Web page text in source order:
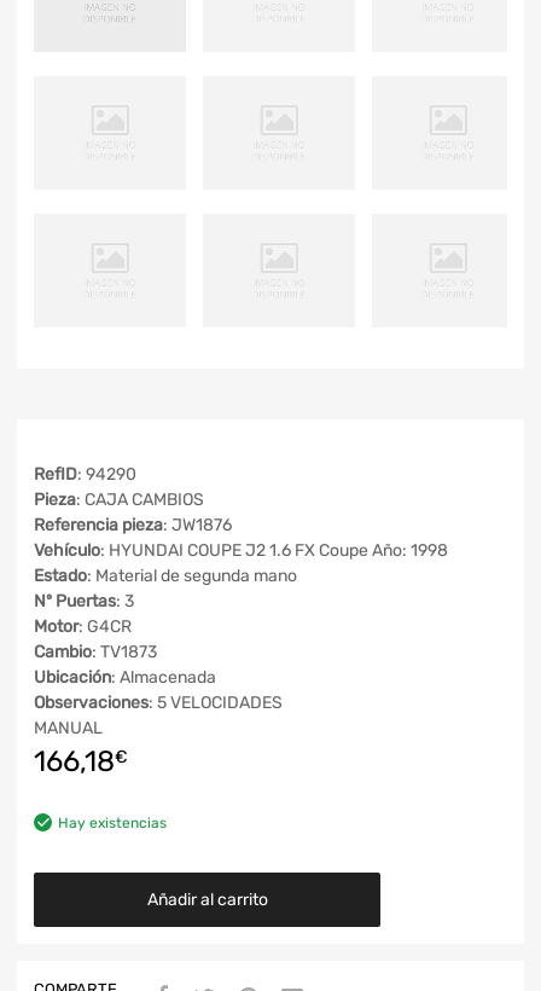
RefID: 94290
Pieza: CAJA CAMBIOS
Referencia pieza: JW1876
Vehículo: HYUNDAI COUPE J2 1.6 FX Coupe Año: 1998
Estado: Material de segunda mano
Nº Puertas: 3
Motor: G4CR
Cambio: TV1873
Ubicación: Almacenada
Observaciones: 5 VELOCIDADES
MANUAL
166,18€
Hay existencias
Añadir al carrito